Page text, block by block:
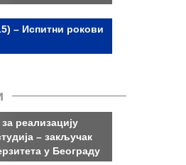
– Испитни рокови
реализацију
– закључак
у Београду